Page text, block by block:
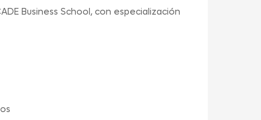
Business School, con especialización